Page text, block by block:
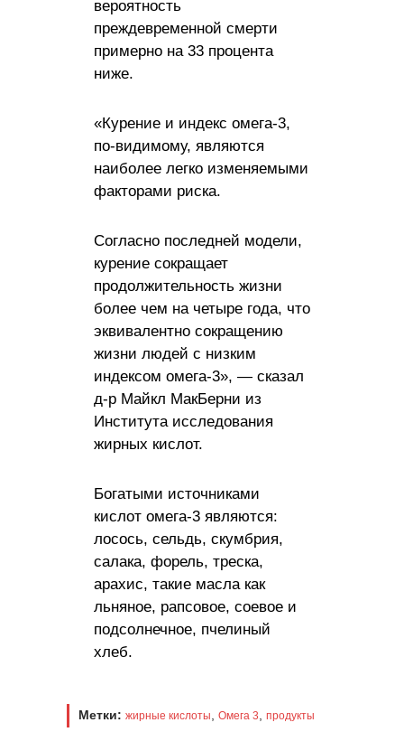
вероятность
преждевременной смерти
примерно на 33 процента
ниже.
«Курение и индекс омега-3,
по-видимому, являются
наиболее легко изменяемыми
факторами риска.
Согласно последней модели,
курение сокращает
продолжительность жизни
более чем на четыре года, что
эквивалентно сокращению
жизни людей с низким
индексом омега-3», — сказал
д-р Майкл МакБерни из
Института исследования
жирных кислот.
Богатыми источниками
кислот омега-3 являются:
лосось, сельдь, скумбрия,
салака, форель, треска,
арахис, такие масла как
льняное, рапсовое, соевое и
подсолнечное, пчелиный
хлеб.
Метки: жирные кислоты Омега 3 продукты